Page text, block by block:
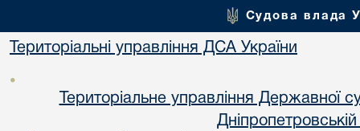
Судова влада
Територіальні управління ДСА України
•
Територіальне управління Державної